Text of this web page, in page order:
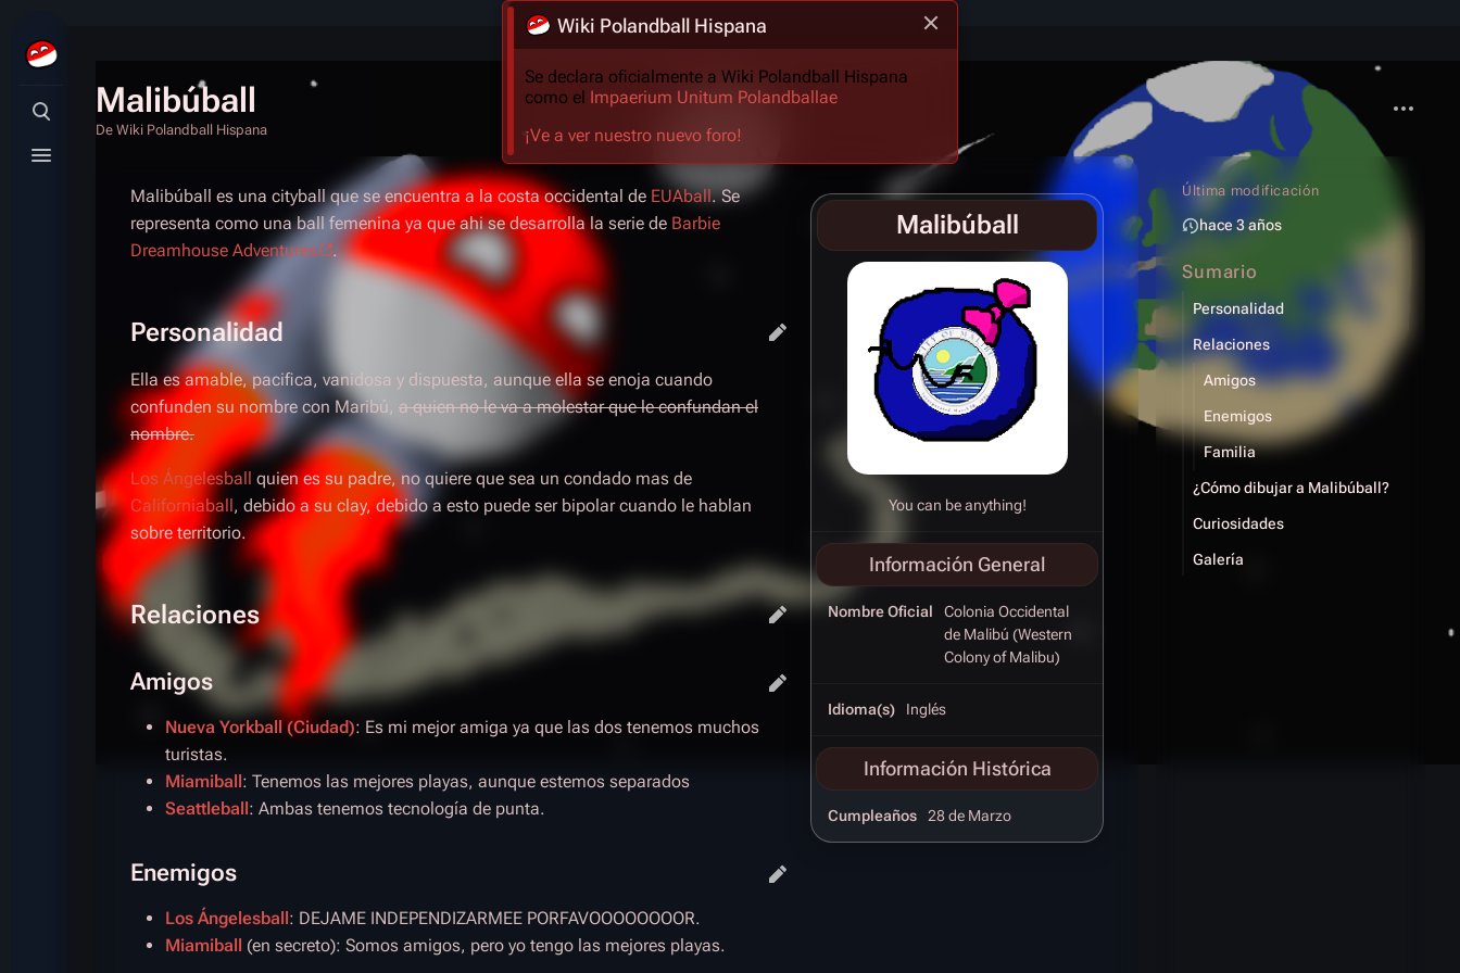
Búsqueda alternativa
Menú alternativo
Wiki Polandball Hispana
Se declara oficialmente a Wiki Polandball Hispana
como el Impaerium Unitum Polandballae
¡Ve a ver nuestro nuevo foro!
Malibúball
De Wiki Polandball Hispana
Malibúball
You can be anything!
Información General
Nombre Oficial
Colonia Occidental
de Malibú (Western
Colony of Malibu)
Idioma(s) Inglés
Información Histórica
Cumpleaños 28 de Marzo
Malibúball es una cityball que se encuentra a la costa occidental de EUAball. Se
representa como una ball femenina ya que ahi se desarrolla la serie de Barbie
Dreamhouse Adventures
.
Personalidad
Ella es amable, pacifica, vanidosa y dispuesta, aunque ella se enoja cuando
confunden su nombre con Maribú, a quien no le va a molestar que le confundan el
nombre.
Los Ángelesball quien es su padre, no quiere que sea un condado mas de
Californiaball, debido a su clay, debido a esto puede ser bipolar cuando le hablan
sobre territorio.
Relaciones
Amigos
Nueva Yorkball (Ciudad): Es mi mejor amiga ya que las dos tenemos muchos
turistas.
Miamiball: Tenemos las mejores playas, aunque estemos separados
Seattleball: Ambas tenemos tecnología de punta.
Enemigos
Los Ángelesball: DEJAME INDEPENDIZARMEE PORFAVOOOOOOOOR.
Miamiball (en secreto): Somos amigos, pero yo tengo las mejores playas.
Última modificación
hace 3 años
Sumario
Personalidad
Relaciones
Amigos
Enemigos
Familia
¿Cómo dibujar a Malibúball?
Curiosidades
Galería